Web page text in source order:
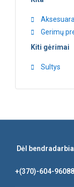
Gerimų
Kiti gėrimai
Sultys
Dėl
+(370)-604-96088